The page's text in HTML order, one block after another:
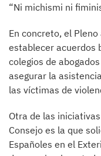
“Ni michismi ni
En concreto, el
establecer acuerdos
colegios de
asegurar la
las víctimas de
Otra de las
Consejo es la que
Españoles en el